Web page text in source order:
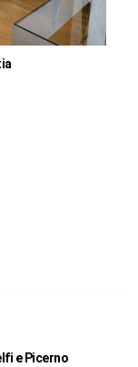
e Picerno